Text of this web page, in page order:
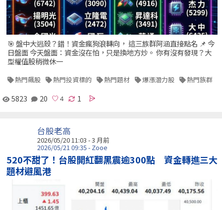
🎯 盤中大逃殺？錯！資金瘋狗浪轉向， 這三族群阿涵直接點名 📌 今
日盤面 今天盤面：資金沒在怕，只是換地方炒。 你有沒有發現？大
型權值股稍微休一
熱門飆股 熱門投資標的 熱門題材 爆漲潛力股 熱門族群
5823 20 1
台股老高
2026/05/20 11:03 - 3 月前
2026/05/21 09:35 - Zooe
520不甜了！台股開紅翻黑震逾300點 資金轉進三大
題材避風港